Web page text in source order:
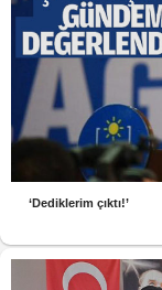
‘Dediklerim çıktı!’